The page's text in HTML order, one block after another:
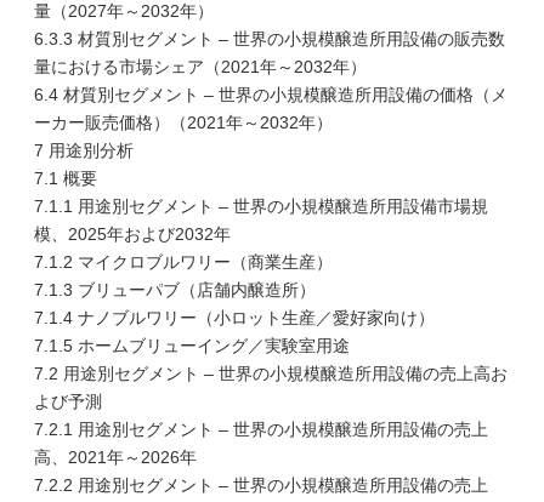
量（2027年～2032年）
6.3.3 材質別セグメント – 世界の小規模醸造所用設備の販売数
量における市場シェア（2021年～2032年）
6.4 材質別セグメント – 世界の小規模醸造所用設備の価格（メ
ーカー販売価格）（2021年～2032年）
7 用途別分析
7.1 概要
7.1.1 用途別セグメント – 世界の小規模醸造所用設備市場規
模、2025年および2032年
7.1.2 マイクロブルワリー（商業生産）
7.1.3 ブリューパブ（店舗内醸造所）
7.1.4 ナノブルワリー（小ロット生産／愛好家向け）
7.1.5 ホームブリューイング／実験室用途
7.2 用途別セグメント – 世界の小規模醸造所用設備の売上高お
よび予測
7.2.1 用途別セグメント – 世界の小規模醸造所用設備の売上
高、2021年～2026年
7.2.2 用途別セグメント – 世界の小規模醸造所用設備の売上